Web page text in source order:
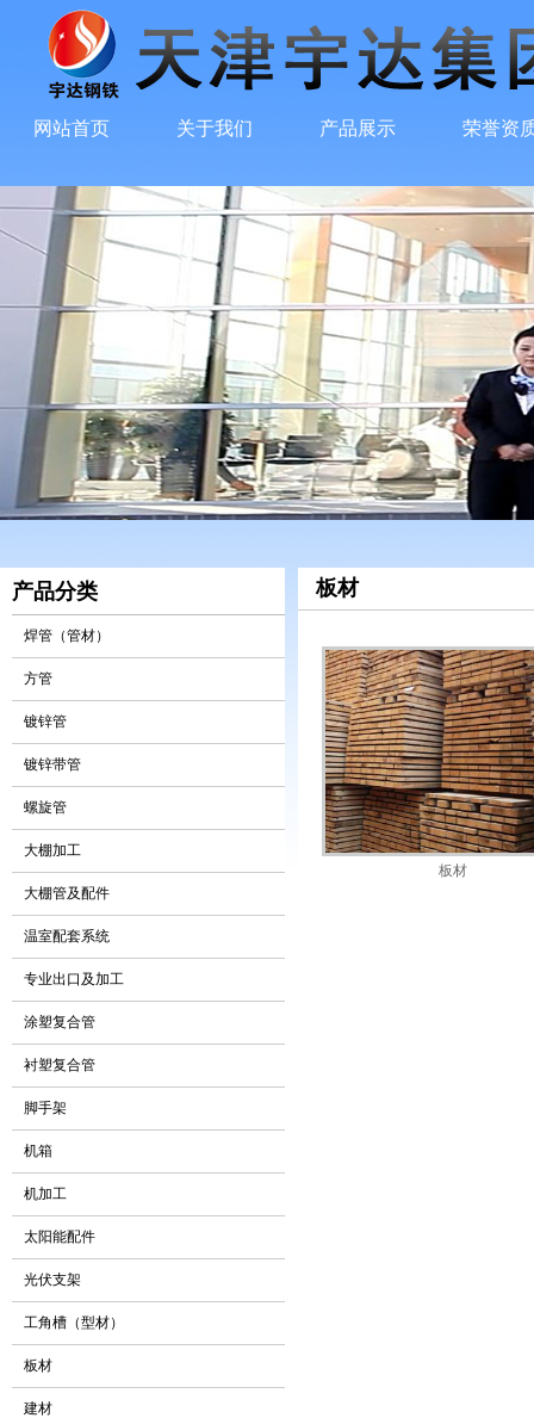
网站首页 关于我们 产品展示 荣誉资
产品分类
焊管（管材）
方管
镀锌管
镀锌带管
螺旋管
大棚加工
大棚管及配件
温室配套系统
专业出口及加工
涂塑复合管
衬塑复合管
脚手架
机箱
机加工
太阳能配件
光伏支架
工角槽（型材）
板材
建材
板材
板材